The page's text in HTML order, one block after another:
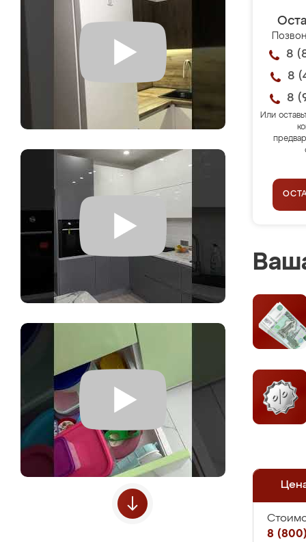
8
8
8
Или
8